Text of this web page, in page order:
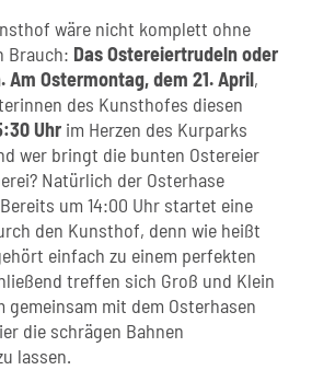
wäre nicht komplett ohne
Brauch: Das Ostereiertrudeln oder
Am Ostermontag, dem 21. April,
des Kunsthofes diesen
Uhr im Herzen des Kurparks
wer bringt die bunten Ostereier
Natürlich der Osterhase
um 14:00 Uhr startet eine
den Kunsthof, denn wie heißt
einfach zu einem perfekten
treffen sich Groß und Klein
gemeinsam mit dem Osterhasen
die schrägen Bahnen
lassen.